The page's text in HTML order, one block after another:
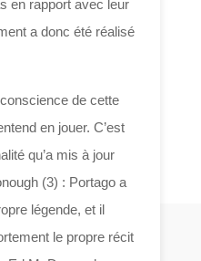
en rapport avec leur
a donc été réalisé
de cette
en jouer. C’est
qu’a mis à jour
(3) : Portago a
légende, et il
le propre récit